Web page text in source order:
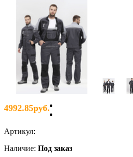
4992.85руб.
Артикул:
Наличие: Под заказ